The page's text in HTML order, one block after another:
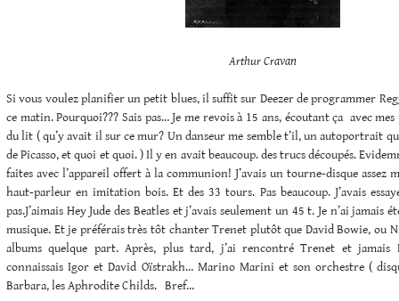
Arthur Cravan
Si vous voulez planifier un petit blues, il suffit sur Deezer de programmer
ce matin. Pourquoi??? Sais pas… Je me revois à 15 ans, écoutant ça avec mes
du lit ( qu’y avait il sur ce mur? Un danseur me semble t’il, un autoportrait
de Picasso, et quoi et quoi. ) Il y en avait beaucoup. des trucs découpés.
faites avec l’appareil offert à la communion! J’avais un tourne-disque assez
haut-parleur en imitation bois. Et des 33 tours. Pas beaucoup. J’avais
pas.J’aimais Hey Jude des Beatles et j’avais seulement un 45 t. Je n’ai jamais
musique. Et je préférais très tôt chanter Trenet plutôt que David Bowie, ou
albums quelque part. Après, plus tard, j’ai rencontré Trenet et jamais
connaissais Igor et David Oïstrakh… Marino Marini et son orchestre (
Barbara, les Aphrodite Childs. Bref…